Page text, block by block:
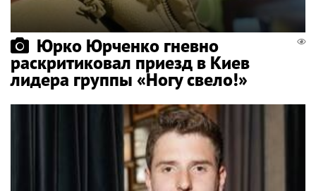
Юрко Юрченко гневно
раскритиковал приезд в Киев
лидера группы «Ногу свело!»